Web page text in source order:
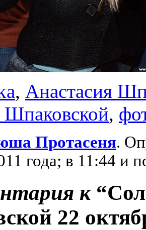
, Анастасия
Шпаковской,
Протасеня.
года; в 11:44 и
к
22